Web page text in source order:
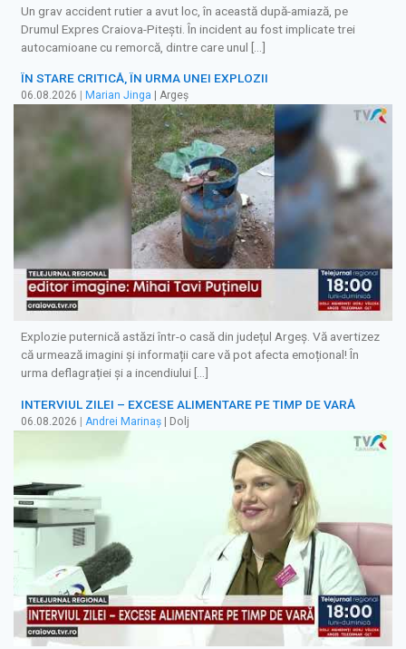
Un grav accident rutier a avut loc, în această după-amiază, pe
Drumul Expres Craiova-Pitești. În incident au fost implicate trei
autocamioane cu remorcă, dintre care unul […]
ÎN STARE CRITICĂ, ÎN URMA UNEI EXPLOZII
06.08.2026 Marian Jinga | Argeș
Explozie puternică astăzi într-o casă din județul Argeș. Vă avertizez
că urmează imagini și informații care vă pot afecta emoțional! În
urma deflagrației și a incendiului […]
INTERVIUL ZILEI – EXCESE ALIMENTARE PE TIMP DE VARĂ
06.08.2026 | Andrei Marinaș | Dolj